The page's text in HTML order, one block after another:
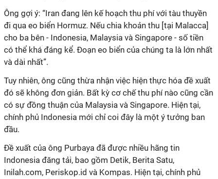
Ông gợi ý: “Iran đang lên kế hoạch thu phí với tàu thuyền
đi qua eo biển Hormuz. Nếu chia khoản thu [tại Malacca]
cho ba bên - Indonesia, Malaysia và Singapore - số tiền
có thể khá đáng kể. Đoạn eo biển của chúng ta là lớn nhất
và dài nhất”.
Tuy nhiên, ông cũng thừa nhận việc hiện thực hóa đề xuất
đó sẽ không đơn giản. Bất kỳ cơ chế thu phí nào cũng cần
có sự đồng thuận của Malaysia và Singapore. Hiện tại,
chính phủ Indonesia mới chỉ coi đây là một ý tưởng ban
đầu.
Đề xuất của ông Purbaya đã được nhiều hãng tin
Indonesia đăng tải, bao gồm Detik, Berita Satu,
Inilah.com, Periskop.id và Kompas. Hiện tại, chính phủ